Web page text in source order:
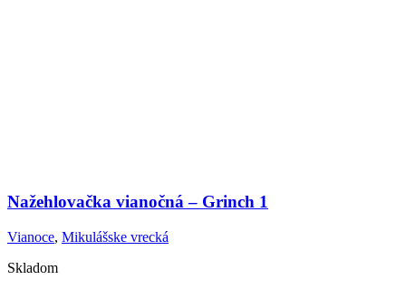
Nažehlovačka vianočná – Grinch 1
Vianoce, Mikulášske vrecká
Skladom